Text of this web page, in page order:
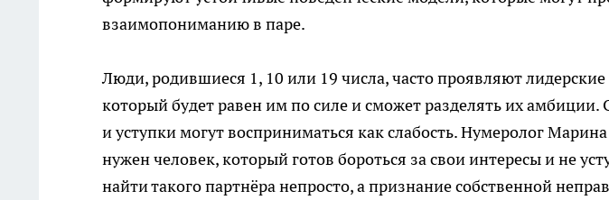
взаимопониманию в паре.
Люди, родившиеся 1, 10 или 19 числа, часто проявляют
который будет равен им по силе и сможет разделять их
и уступки могут восприниматься как слабость. Нумеролог
нужен человек, который готов бороться за свои интересы и не
найти такого партнёра непросто, а признание собственной